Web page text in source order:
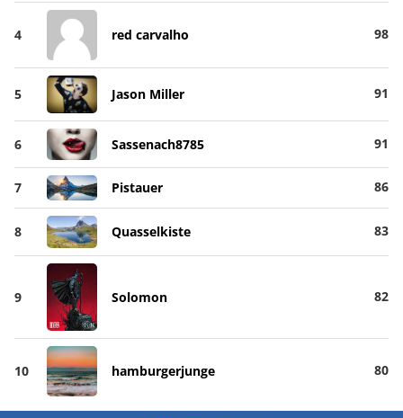
4 red carvalho 98
5 Jason Miller 91
6 Sassenach8785 91
7 Pistauer 86
8 Quasselkiste 83
9 Solomon 82
10 hamburgerjunge 80